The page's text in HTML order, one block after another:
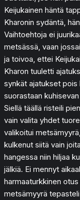
Keijukainen häntä
Kharonin sydäntä,
Vaihtoehtoja ei
metsässä, vaan
ja toivoa, ettei
Kharon tuuletti
synkät ajatukset pois
suorastaan
Siellä täällä risteili
vain valita yhdet
valikoitui
kulkenut siitä vain
hangessa niin hiljaa
jälkiä. Ei mennyt
harmaaturkkinen
metsämyyrä